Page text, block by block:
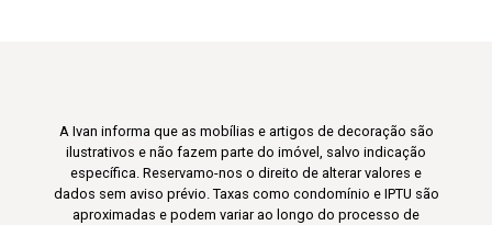
A Ivan informa que as mobílias e artigos de decoração são
ilustrativos e não fazem parte do imóvel, salvo indicação
específica. Reservamo-nos o direito de alterar valores e
dados sem aviso prévio. Taxas como condomínio e IPTU são
aproximadas e podem variar ao longo do processo de